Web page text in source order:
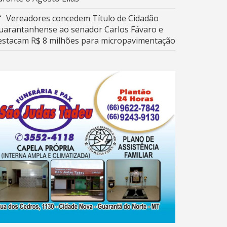
Vereadores concedem Título de Cidadão
ao senador Carlos Fávaro e
R$ 8 milhões para micropavimentação